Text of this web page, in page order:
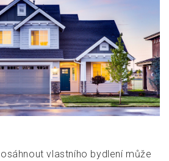
vlastního bydlení může